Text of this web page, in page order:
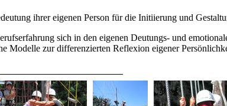
ihrer eigenen Person für die Initiierung und
sich in den eigenen Deutungs- und
Modelle zur differenzierten Reflexion eigener